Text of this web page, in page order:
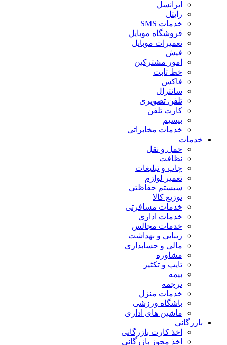
ایرانسل
رایتل
خدمات SMS
فروشگاه موبایل
تعمیرات موبایل
فیش
امور مشترکین
خط ثابت
فاکس
سانترال
تلفن تصویری
کارت تلفن
بیسیم
خدمات مخابراتی
خدمات
حمل و نقل
نظافت
چاپ و تبلیغات
تعمیر لوازم
سیستم حفاظتی
توزیع کالا
خدمات مسافرتی
خدمات اداری
خدمات مجالس
زیبایی و بهداشت
مالی و حسابداری
مشاوره
تایپ و تکثیر
بیمه
ترجمه
خدمات منزل
باشگاه ورزشی
ماشین های اداری
بازرگانی
اخذ کارت بازرگانی
اخذ مجوز بازرگانی